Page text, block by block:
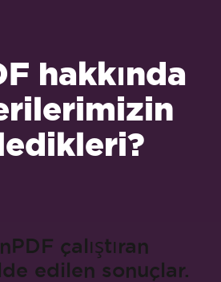
hakkında
çalıştıran
edilen sonuçlar.